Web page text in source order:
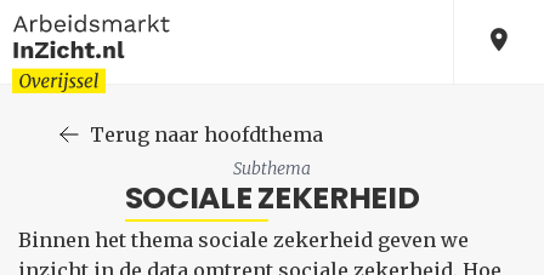
Terug naar hoofdthema
Subthema
SOCIALE ZEKERHEID
Binnen het thema sociale zekerheid geven we
inzicht in de data omtrent sociale zekerheid. Hoe